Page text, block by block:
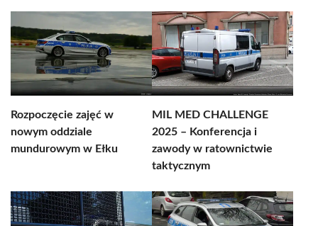
Rozpoczęcie zajęć w
nowym oddziale
mundurowym w Ełku
MIL MED CHALLENGE
2025 – Konferencja i
zawody w ratownictwie
taktycznym